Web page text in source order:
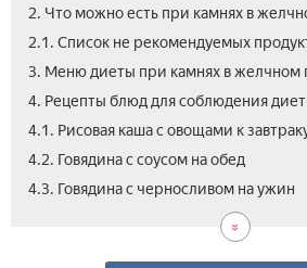
2. Что можно есть при камнях в
2.1. Список не рекомендуемых
3. Меню диеты при камнях в желчном
4. Рецепты блюд для соблюдения
4.1. Рисовая каша с овощами к
4.2. Говядина с соусом на обед
4.3. Говядина с черносливом на ужин